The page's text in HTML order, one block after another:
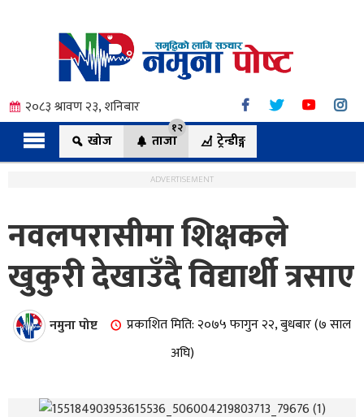
२०८३ श्रावण २३, शनिबार
खोज
ताजा
१२
ट्रेन्डीङ्ग
ADVERTISEMENT
नवलपरासीमा शिक्षकले
खुकुरी देखाउँदै विद्यार्थी त्रसाए
नमुना पोष्ट
प्रकाशित मिति: २०७५ फागुन २२, बुधबार (७ साल
अघि)